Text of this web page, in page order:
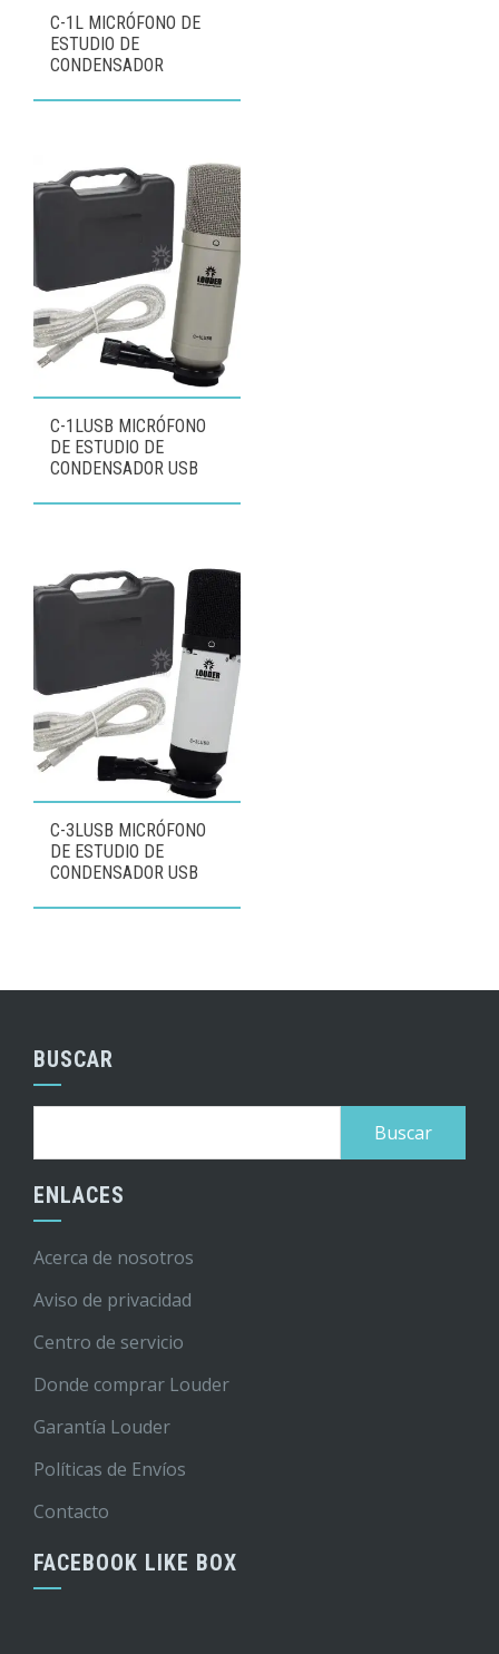
C-1L MICRÓFONO DE
ESTUDIO DE
CONDENSADOR
C-1LUSB MICRÓFONO
DE ESTUDIO DE
CONDENSADOR USB
C-3LUSB MICRÓFONO
DE ESTUDIO DE
CONDENSADOR USB
BUSCAR
ENLACES
Acerca de nosotros
Aviso de privacidad
Centro de servicio
Donde comprar Louder
Garantía Louder
Políticas de Envíos
Contacto
FACEBOOK LIKE BOX